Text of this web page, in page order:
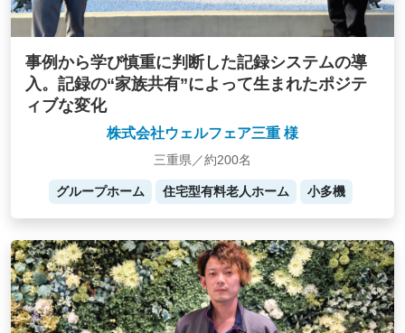
事例から学び慎重に判断した記録システムの導
入。記録の“家族共有”によって生まれたポジテ
ィブな変化
株式会社ウェルフェア三重 様
三重県／約200名
グループホーム 住宅型有料老人ホーム 小多機